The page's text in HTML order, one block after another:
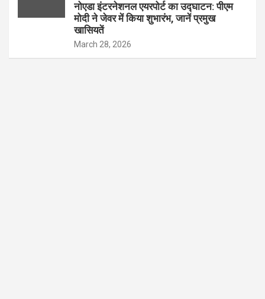
नोएडा इंटरनेशनल एयरपोर्ट का उद्घाटन: पीएम
मोदी ने जेवर में किया शुभारंभ, जानें प्रमुख
खासियतें
March 28, 2026